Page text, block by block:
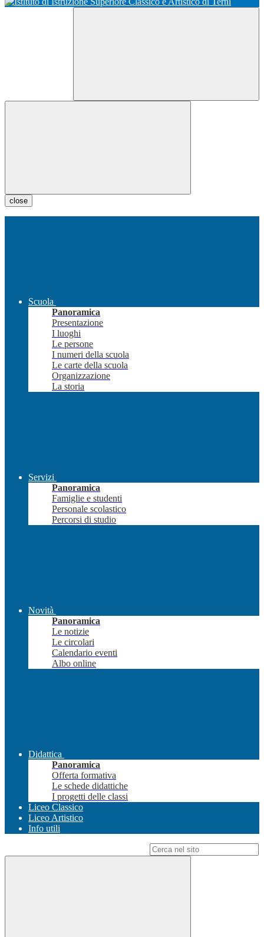
close
Scuola
Panoramica
Presentazione
I luoghi
Le persone
I numeri della scuola
Le carte della scuola
Organizzazione
La storia
Servizi
Panoramica
Famiglie e studenti
Personale scolastico
Percorsi di studio
Novità
Panoramica
Le notizie
Le circolari
Calendario eventi
Albo online
Didattica
Panoramica
Offerta formativa
Le schede didattiche
I progetti delle classi
Liceo Classico
Liceo Artistico
Info utili